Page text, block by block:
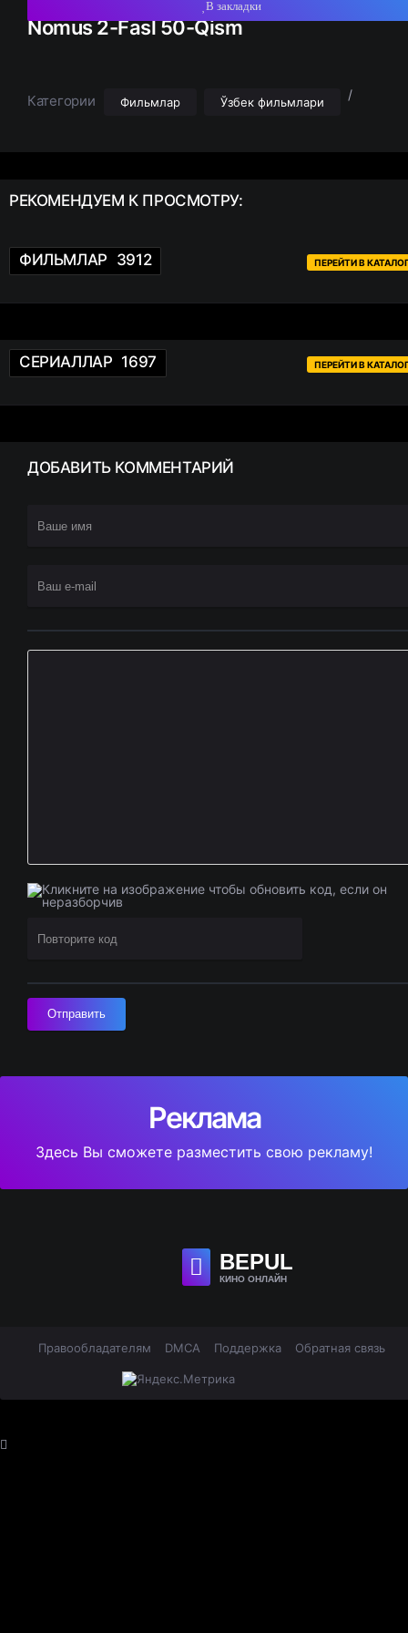
В закладки
Nomus 2-Fasl 50-Qism
Категории Фильмлар /
Ўзбек фильмлари
РЕКОМЕНДУЕМ К ПРОСМОТРУ:
ФИЛЬМЛАР 3912 ПЕРЕЙТИ В
СЕРИАЛЛАР 1697 ПЕРЕЙТИ В
ДОБАВИТЬКОММЕНТАРИЙ
Отправить
Реклама
Здесь Вы сможете разместить свою рекламу!
BEPUL
КИНО ОНЛАЙН
Правообладателям DMCA Поддержка Обратная связь